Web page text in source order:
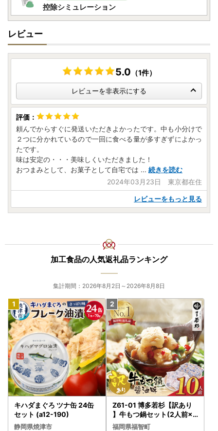
控除シミュレーション
レビュー
5.0 （1件）
レビューを非表示にする
頼んでからすぐに発送いただきよかったです。中も小分けで
２つに分かれているので一回に食べる量が多すぎずによかっ
たです。
味は安定の・・・美味しくいただきました！
おつまみとして、お菓子として自宅では ... 続きを読む
2024年03月23日 東京都在住
レビューをもっと見る
加工食品の人気返礼品ランキング
集計期間：2026年8月2日～2026年8月8日
キハダまぐろ ツナ缶 24缶
セット (a12-190)
静岡県焼津市
Z61-01 博多若杉【訳あり
】牛もつ鍋セット(2人前×5
) 10人前 もつ鍋
福岡県福智町